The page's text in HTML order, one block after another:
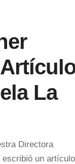
La
Directora
escribió un artículo